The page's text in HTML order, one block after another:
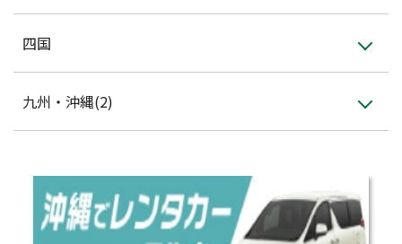
四国
九州・沖縄(2)